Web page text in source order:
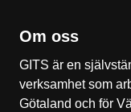
Om oss
GITS är en
verksamhet som
Götaland och för